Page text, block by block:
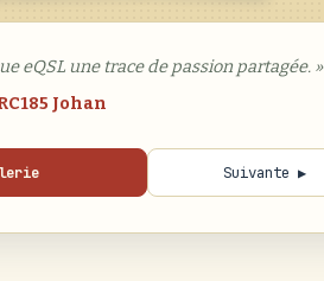
eQSL une trace de passion partagée. »
Johan
Suivante ▶